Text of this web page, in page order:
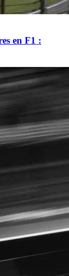
en F1 :